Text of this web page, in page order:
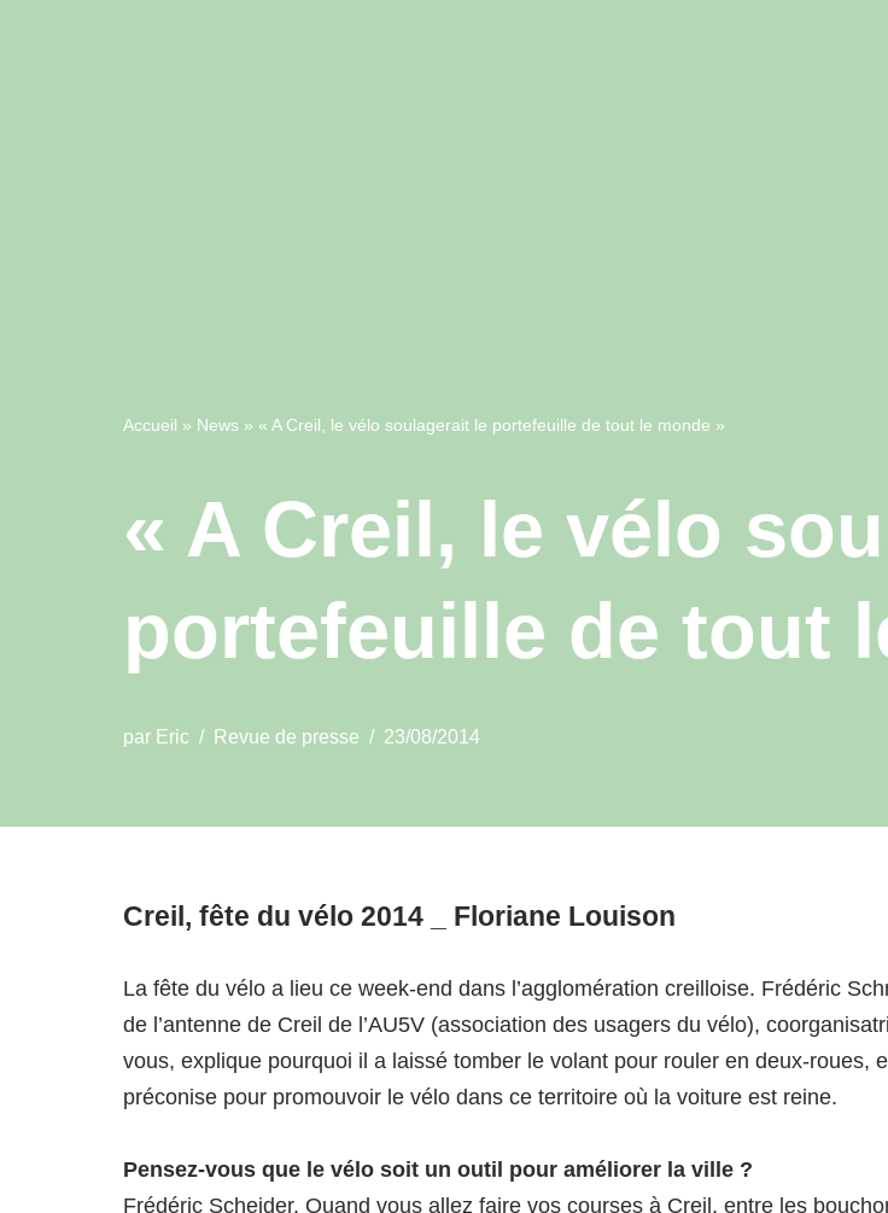
Accueil » News » « A Creil, le vélo soulagerait le portefeuille de tout le monde »
« A Creil, le vélo
portefeuille de tout
par Eric Revue de presse 23/08/2014
Creil, fête du vélo 2014 _ Floriane Louison
La fête du vélo a lieu ce week-end dans l’agglomération creilloise. Frédéric
de l’antenne de Creil de l’AU5V (association des usagers du vélo),
vous, explique pourquoi il a laissé tomber le volant pour rouler en deux-roues,
préconise pour promouvoir le vélo dans ce territoire où la voiture est reine.
Pensez-vous que le vélo soit un outil pour améliorer la ville ?
Frédéric Scheider. Quand vous allez faire vos courses à Creil, entre les